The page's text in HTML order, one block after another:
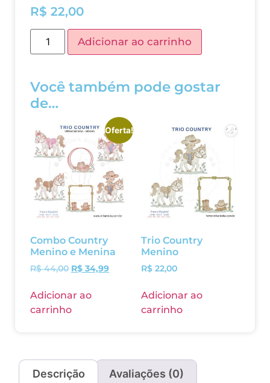
R$ 22,00
Adicionar ao carrinho
Você também pode gostar
de…
Oferta!
Combo Country
Menino e Menina
R$44,00 R$ 34,99
Adicionar ao
carrinho
Trio Country
Menino
R$ 22,00
Adicionar ao
carrinho
Descrição Avaliações (0)